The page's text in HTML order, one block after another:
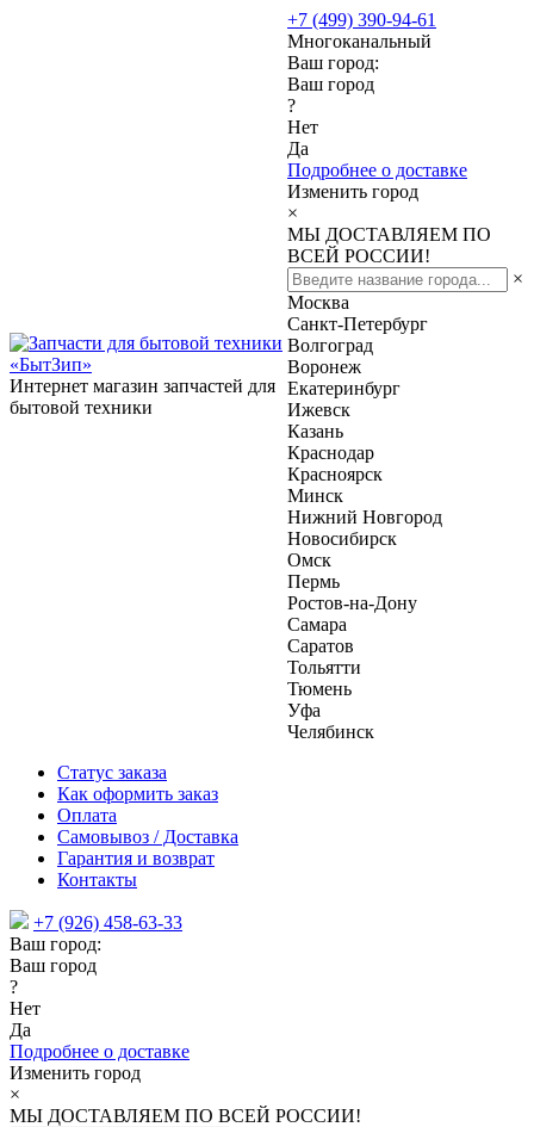
Интернет магазин запчастей для
бытовой техники
+7 (499) 390-94-61
Многоканальный
Ваш город:
Ваш город
?
Нет
Да
Подробнее о доставке
Изменить город
×
МЫ ДОСТАВЛЯЕМ ПО
ВСЕЙ РОССИИ!
×
Москва
Санкт-Петербург
Волгоград
Воронеж
Екатеринбург
Ижевск
Казань
Краснодар
Красноярск
Минск
Нижний Новгород
Новосибирск
Омск
Пермь
Ростов-на-Дону
Самара
Саратов
Тольятти
Тюмень
Уфа
Челябинск
Статус заказа
Как оформить заказ
Оплата
Самовывоз / Доставка
Гарантия и возврат
Контакты
+7 (926) 458-63-33
Ваш город:
Ваш город
?
Нет
Да
Подробнее о доставке
Изменить город
×
МЫ ДОСТАВЛЯЕМ ПО ВСЕЙ РОССИИ!